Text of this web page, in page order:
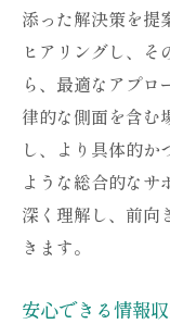
添った解決策を提
ヒアリングし、
ら、最適なアプ
律的な側面を含む
し、より具体的か
ような総合的なサ
深く理解し、前向
きます。
安心できる情報